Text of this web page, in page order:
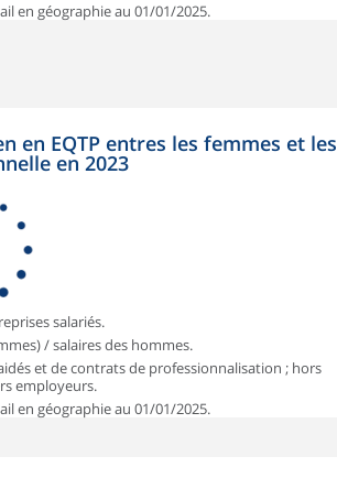
en géographie au 01/01/2025.
en EQTP entres les femmes et les
en 2023
salariés.
/ salaires des hommes.
et de contrats de professionnalisation ; hors
employeurs.
en géographie au 01/01/2025.